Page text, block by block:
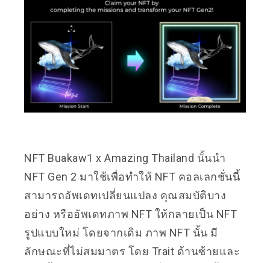
NFT Buakaw1 x Amazing Thailand นั้นนำ
NFT Gen 2 มาใช้เพื่อทำให้ NFT คอลเลกชั่นนี้
สามารถอัพเดทเปลี่ยนแปลง คุณสมบัติบาง
อย่าง หรืออัพเดทภาพ NFT ให้กลายเป็น NFT
รูปแบบใหม่ โดยจากเดิม ภาพ NFT นั้น มี
ลักษณะที่ไม่สมมาตร โดย Trait ด้านซ้ายและ